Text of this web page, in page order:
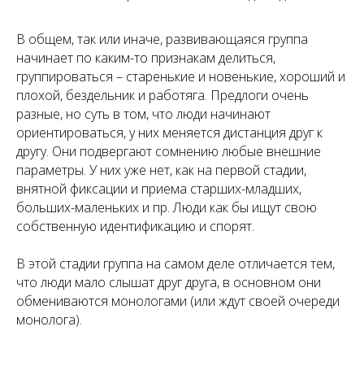
В общем, так или иначе, развивающаяся группа
начинает по каким-то признакам делиться,
группироваться – старенькие и новенькие, хороший и
плохой, бездельник и работяга. Предлоги очень
разные, но суть в том, что люди начинают
ориентироваться, у них меняется дистанция друг к
другу. Они подвергают сомнению любые внешние
параметры. У них уже нет, как на первой стадии,
внятной фиксации и приема старших-младших,
больших-маленьких и пр. Люди как бы ищут свою
собственную идентификацию и спорят.
В этой стадии группа на самом деле отличается тем,
что люди мало слышат друг друга, в основном они
обмениваются монологами (или ждут своей очереди
монолога).